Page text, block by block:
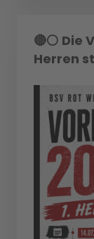
🔴⚪ Die
Herren